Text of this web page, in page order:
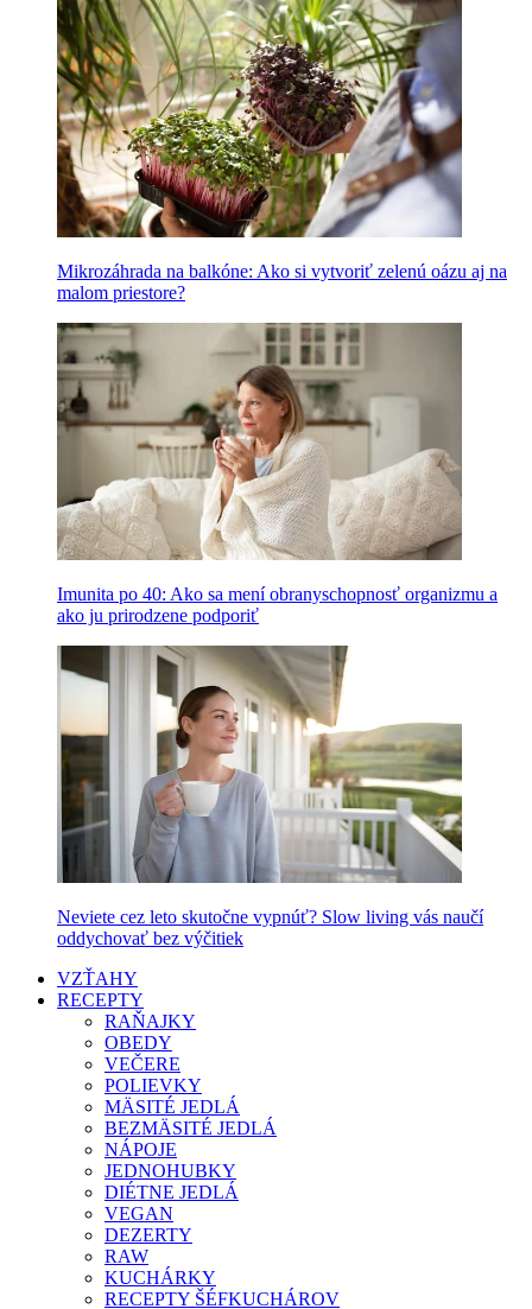
Mikrozáhrada na balkóne: Ako si vytvoriť zelenú oázu aj na
malom priestore?
Imunita po 40: Ako sa mení obranyschopnosť organizmu a
ako ju prirodzene podporiť
Neviete cez leto skutočne vypnúť? Slow living vás naučí
oddychovať bez výčitiek
VZŤAHY
RECEPTY
RAŇAJKY
OBEDY
VEČERE
POLIEVKY
MÄSITÉ JEDLÁ
BEZMÄSITÉ JEDLÁ
NÁPOJE
JEDNOHUBKY
DIÉTNE JEDLÁ
VEGAN
DEZERTY
RAW
KUCHÁRKY
RECEPTY ŠÉFKUCHÁROV